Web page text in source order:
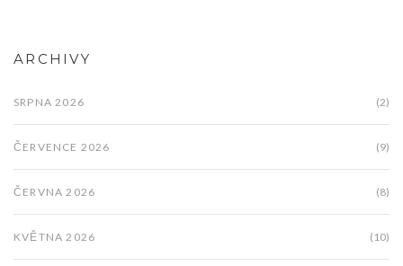
ARCHIVY
SRPNA 2026 (2)
ČERVENCE 2026 (9)
ČERVNA 2026 (8)
KVĚTNA 2026 (10)